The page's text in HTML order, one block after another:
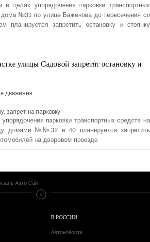
целях упорядочения парковки транспортных
дома №33 по улице Баженова до пересечения со
планируется запретить остановку и стоянку
улицы Садовой запретят остановку и
движения
, запрет на парковку
парковки транспортных средств на
домами №№32 и 40 планируется запретить
на дворовом проезде
Авто Сайт
В РОССИИ
Автоновости